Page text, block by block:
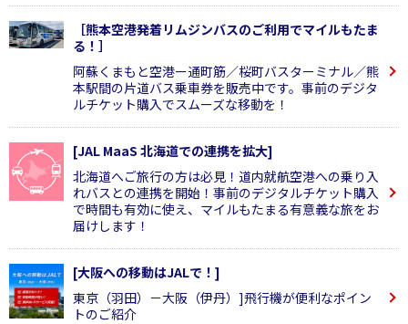
［熊本空港発着リムジンバスのご利用でマイルもたま
る！］
阿蘇くまもと空港ー通町筋／桜町バスターミナル／熊
本駅間の片道バス乗車券を販売中です。事前のデジタ
ルチケット購入でスムーズな移動を！
[JAL MaaS 北海道での連携を拡大]
北海道へご旅行の方は必見！道内就航空港への乗り入
れバスとの連携を開始！事前のデジタルチケット購入
で時間も有効に使え、マイルもたまる有意義な旅をお
届けします！
[大阪への移動はJALで！]
東京（羽田）－大阪（伊丹）]飛行機が便利なポイン
トのご紹介